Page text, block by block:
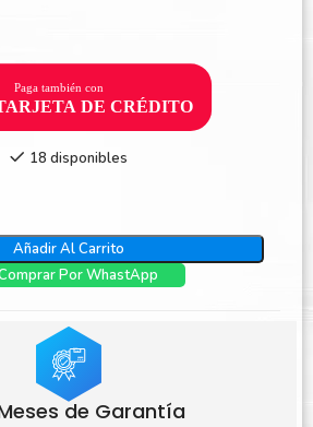
18 disponibles
Añadir Al Carrito
Por WhastApp
Meses de Garantía